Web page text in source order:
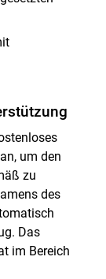
um den
zu
des
Das
im Bereich